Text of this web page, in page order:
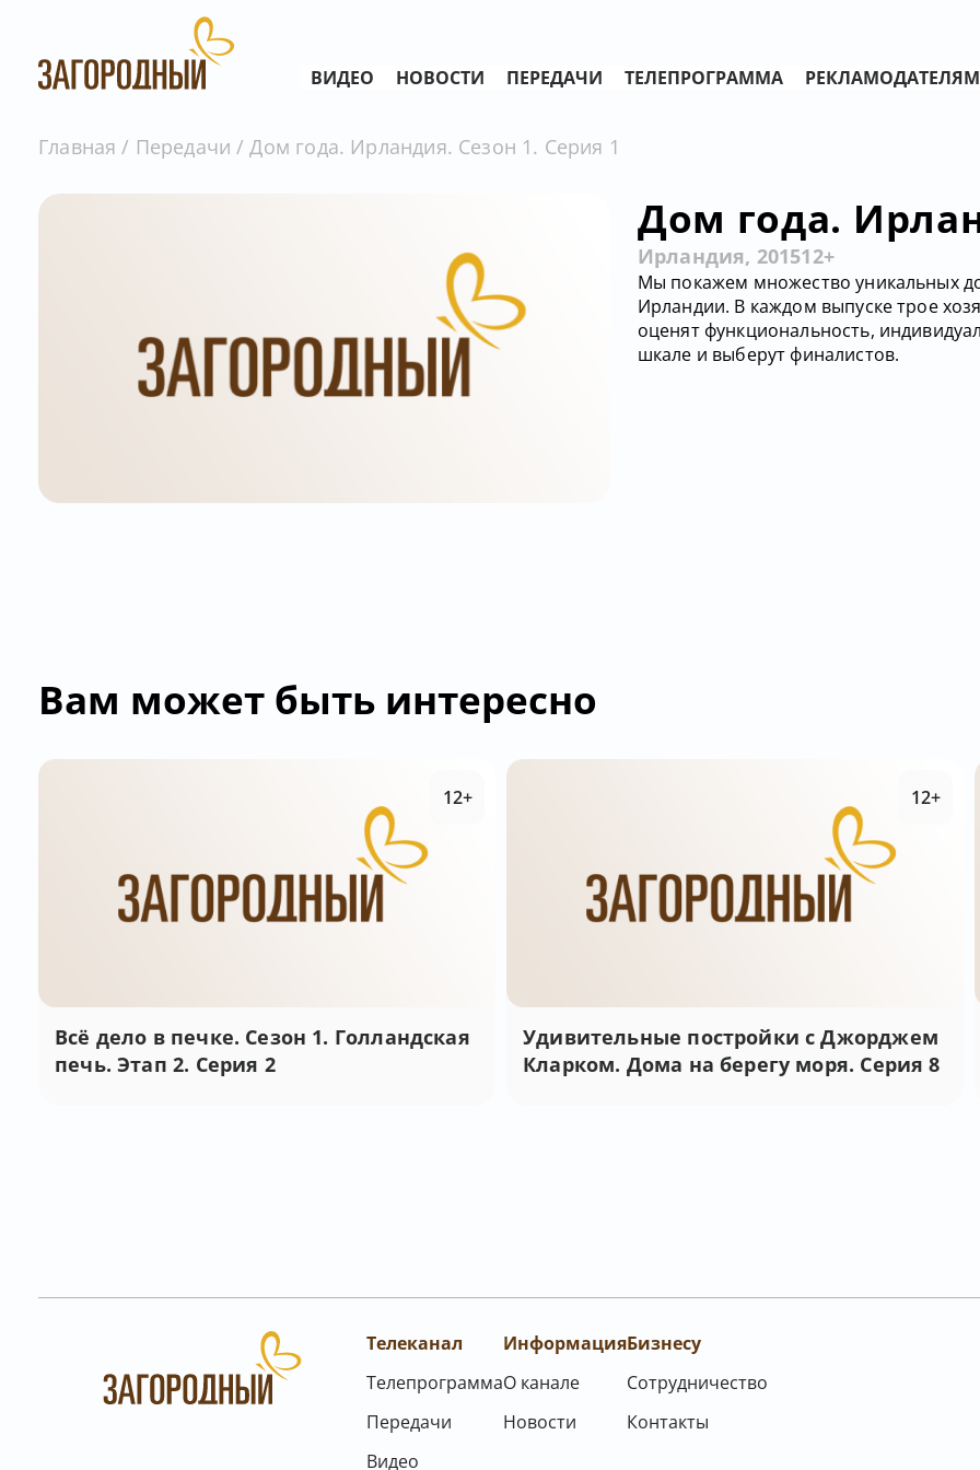
ВИДЕО НОВОСТИ ПЕРЕДАЧИ ТЕЛЕПРОГРАММА РЕКЛАМОДАТЕЛЯМ
Главная Передачи Дом года. Ирландия. Сезон 1. Серия 1
Дом года.
Ирландия, 201512+
Мы покажем множество уникальных
Ирландии. В каждом выпуске трое
оценят функциональность,
шкале и выберут финалистов.
Вам может быть интересно
Всё дело в печке. Сезон 1. Голландская
печь. Этап 2. Серия 2
12+
Удивительные постройки с Джорджем
Кларком. Дома на берегу моря. Серия 8
12+
Телеканал
Телепрограмма
Передачи
Видео
Информация
О канале
Новости
Бизнесу
Сотрудничество
Контакты